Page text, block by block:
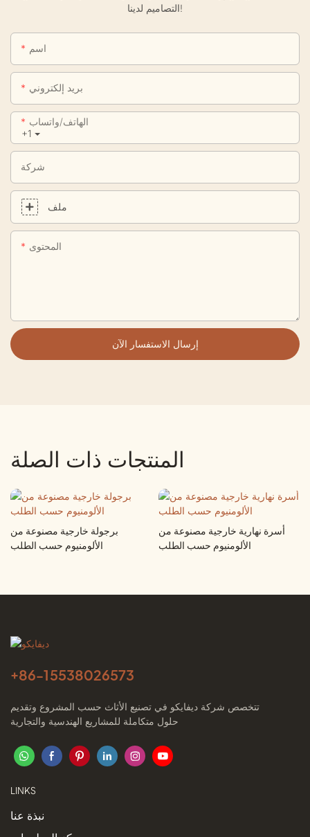
التصاميم لدينا!
اسم
بريد إلكتروني
+1
الهاتف/واتساب
شركة
ملف
المحتوى
إرسال الاستفسار الآن
المنتجات ذات الصلة
برجولة خارجية مصنوعة من
الألومنيوم حسب الطلب
أسرة نهارية خارجية مصنوعة من
الألومنيوم حسب الطلب
+86-15538026573
تتخصص شركة ديفايكو في تصنيع الأثاث حسب المشروع وتقديم
حلول متكاملة للمشاريع الهندسية والتجارية
LINKS
نبذة عنا